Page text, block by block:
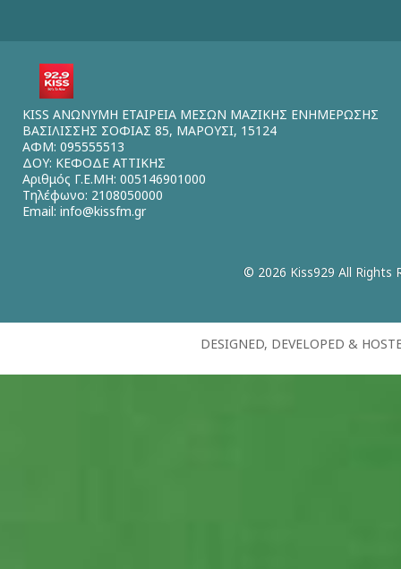
KISS ΑΝΩΝΥΜΗ ΕΤΑΙΡΕΙΑ ΜΕΣΩΝ ΜΑΖΙΚΗΣ ΕΝΗΜΕΡΩΣΗΣ
ΒΑΣΙΛΙΣΣΗΣ ΣΟΦΙΑΣ 85, ΜΑΡΟΥΣΙ, 15124
ΑΦΜ: 095555513
ΔΟΥ: ΚΕΦΟΔΕ ΑΤΤΙΚΗΣ
Αριθμός Γ.Ε.ΜΗ: 005146901000
Τηλέφωνο: 2108050000
Email: info@kissfm.gr
© 2026 Kiss929 All Rights
DESIGNED, DEVELOPED &